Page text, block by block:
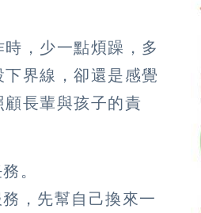
，少一點煩躁，多
界線，卻還是感覺
長輩與孩子的責
。
，先幫自己換來一